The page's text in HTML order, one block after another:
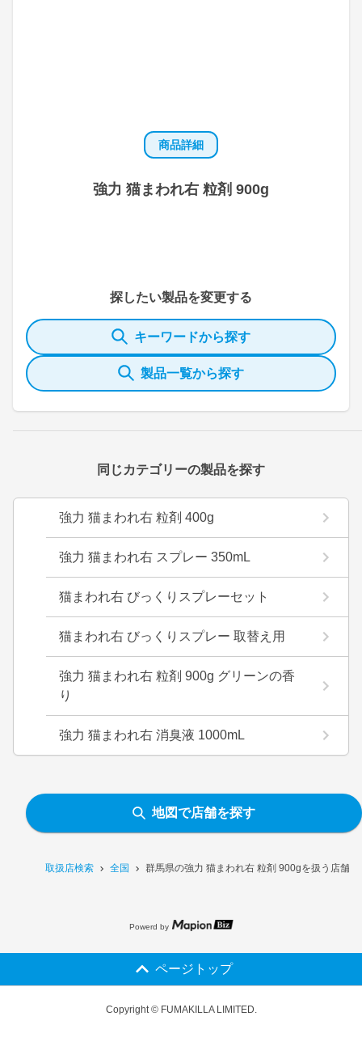
取扱店検索 全国 群馬県の強力 猫まわれ右 粒剤 900gを扱う店舗一
商品詳細
強力 猫まわれ右 粒剤 900g
探したい製品を変更する
キーワードから探す
製品一覧から探す
同じカテゴリーの製品を探す
強力 猫まわれ右 粒剤 400g
強力 猫まわれ右 スプレー 350mL
猫まわれ右 びっくりスプレーセット
猫まわれ右 びっくりスプレー 取替え用
強力 猫まわれ右 粒剤 900g グリーンの香
り
強力 猫まわれ右 消臭液 1000mL
地図で店舗を探す
Powerd by
ページトップ
Copyright © FUMAKILLA LIMITED.